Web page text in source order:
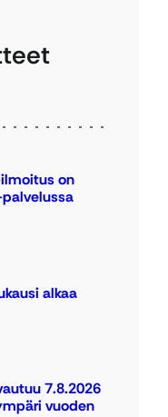
on
alkaa
7.8.2026
vuoden